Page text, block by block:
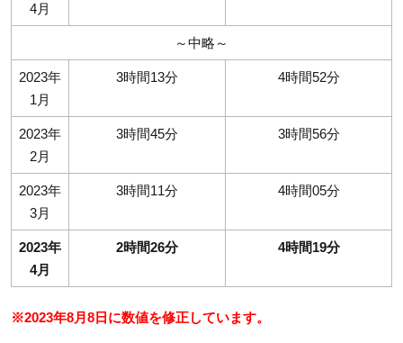
4月
～中略～
2023年
1月
3時間13分 4時間52分
2023年
2月
3時間45分 3時間56分
2023年
3月
3時間11分 4時間05分
2023年
4月
2時間26分 4時間19分
※2023年8月8日に数値を修正しています。